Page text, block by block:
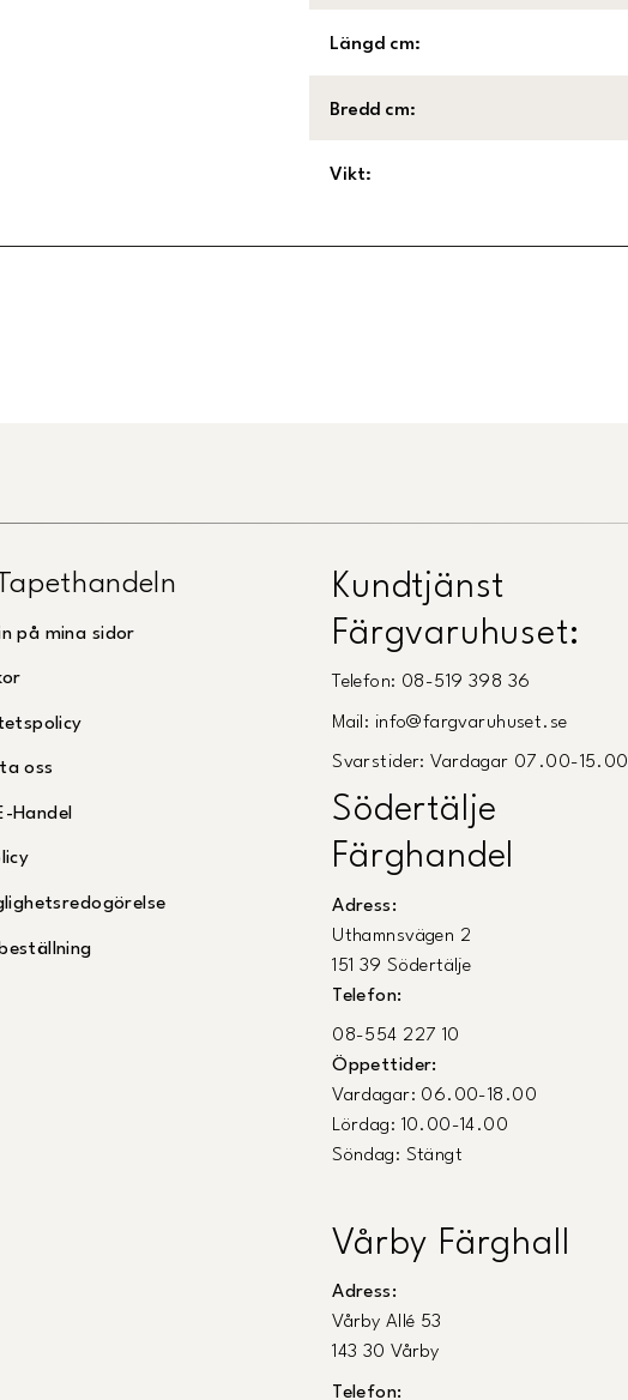
Längd cm:
Bredd cm:
Vikt:
på mina sidor
oss
Handel
Kundtjänst
Färgvaruhuset:
Telefon: 08-519 398 36
Mail: info@fargvaruhuset.se
Svarstider: Vardagar 07.00-15.00
Södertälje
Färghandel
Adress:
Uthamnsvägen 2
151 39 Södertälje
Telefon:
08-554 227 10
Öppettider:
Vardagar: 06.00-18.00
Lördag: 10.00-14.00
Söndag: Stängt
Vårby Färghall
Adress:
Vårby Allé 53
143 30 Vårby
Telefon: